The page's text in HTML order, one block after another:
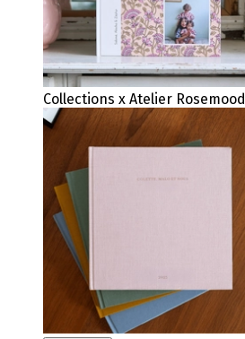
Collections x Atelier Rosemood